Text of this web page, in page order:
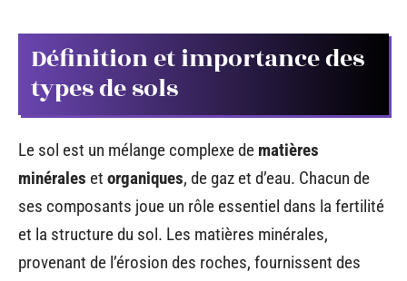
Définition et importance des
types de sols
Le sol est un mélange complexe de matières
minérales et organiques, de gaz et d’eau. Chacun de
ses composants joue un rôle essentiel dans la fertilité
et la structure du sol. Les matières minérales,
provenant de l’érosion des roches, fournissent des